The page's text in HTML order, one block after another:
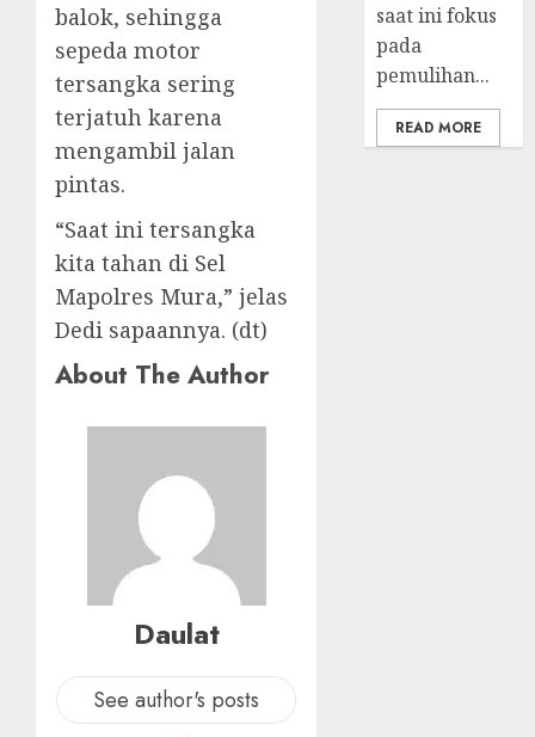
balok, sehingga
sepeda motor
tersangka sering
terjatuh karena
mengambil jalan
pintas.
“Saat ini tersangka
kita tahan di Sel
Mapolres Mura,” jelas
Dedi sapaannya. (dt)
About The Author
Daulat
See author's posts
saat ini fokus
pada
pemulihan...
READ MORE